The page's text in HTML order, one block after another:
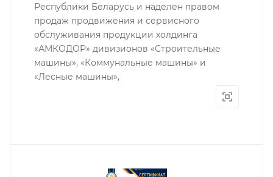
Республики Беларусь и наделен правом
продаж продвижения и сервисного
обслуживания продукции холдинга
«АМКОДОР» дивизионов «Строительные
машины», «Коммунальные машины» и
«Лесные машины»,